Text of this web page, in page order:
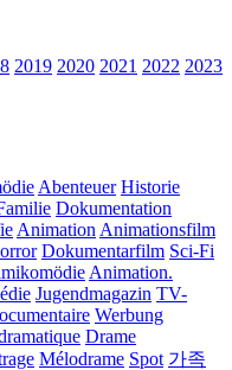
2019 2020 2021 2022 2023
Abenteuer Historie
Dokumentation
Animation Animationsfilm
Dokumentarfilm Sci-Fi
Animation.
Jugendmagazin TV-
Werbung
Drame
Mélodrame Spot 가족